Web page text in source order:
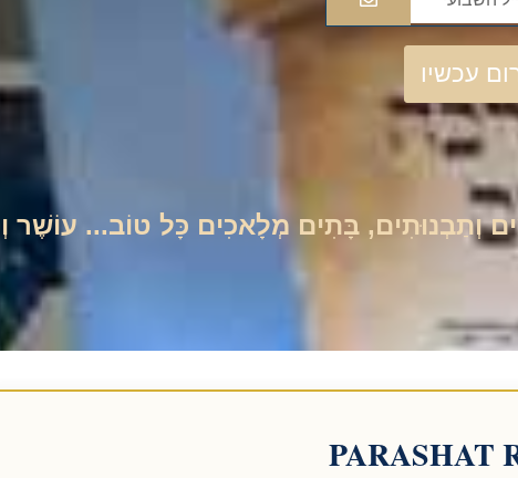
עכשיו
וְתַבְנוּתִים, בָּתִים מְלָאכִים כָּל טוֹב... עוֹשֶׁר
PARASHAT